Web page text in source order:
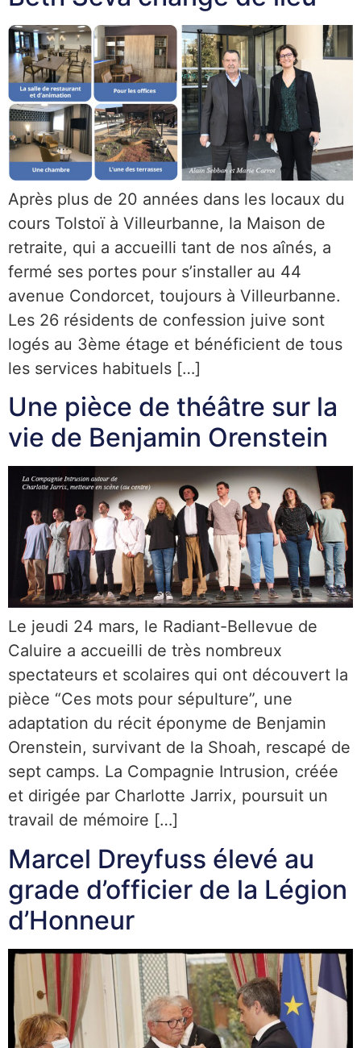
Après plus de 20 années dans les locaux du
cours Tolstoï à Villeurbanne, la Maison de
retraite, qui a accueilli tant de nos aînés, a
fermé ses portes pour s’installer au 44
avenue Condorcet, toujours à Villeurbanne.
Les 26 résidents de confession juive sont
logés au 3ème étage et bénéficient de tous
les services habituels […]
Une pièce de théâtre sur la
vie de Benjamin Orenstein
Le jeudi 24 mars, le Radiant-Bellevue de
Caluire a accueilli de très nombreux
spectateurs et scolaires qui ont découvert la
pièce “Ces mots pour sépulture”, une
adaptation du récit éponyme de Benjamin
Orenstein, survivant de la Shoah, rescapé de
sept camps. La Compagnie Intrusion, créée
et dirigée par Charlotte Jarrix, poursuit un
travail de mémoire […]
Marcel Dreyfuss élevé au
grade d’officier de la Légion
d’Honneur